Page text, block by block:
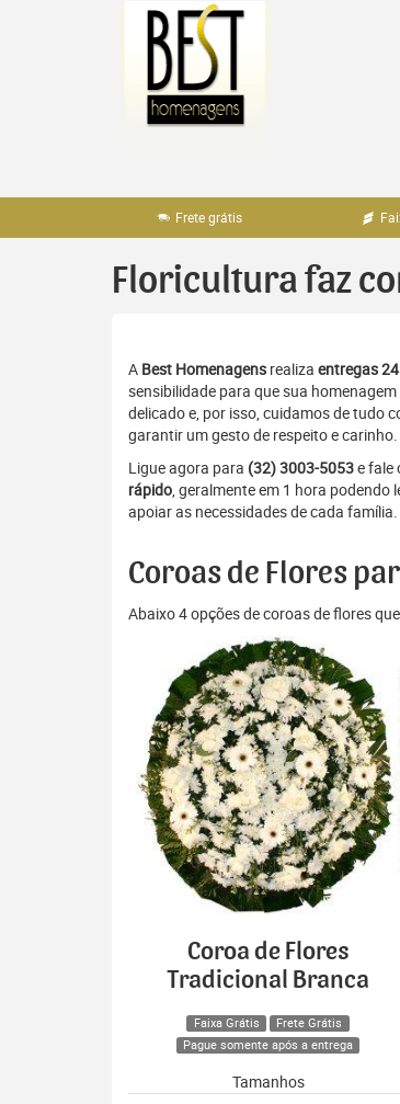
Frete grátis
Floricultura faz
A Best Homenagens realiza entregas
sensibilidade para que sua
delicado e, por isso, cuidamos de tudo
garantir um gesto de respeito e carinho.
Ligue agora para (32) 3003-5053e fale
rápido, geralmente em 1 hora podendo
apoiar as necessidades de cada
Coroas de Flores
Abaixo 4 opções de coroas de flores
Coroa de Flores
Tradicional Branca
Faixa Grátis
Frete Grátis
Pague somente após a entrega
Tamanhos